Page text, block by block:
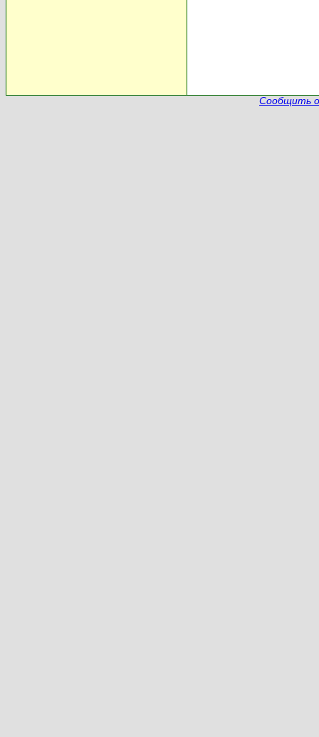
Сообщить о